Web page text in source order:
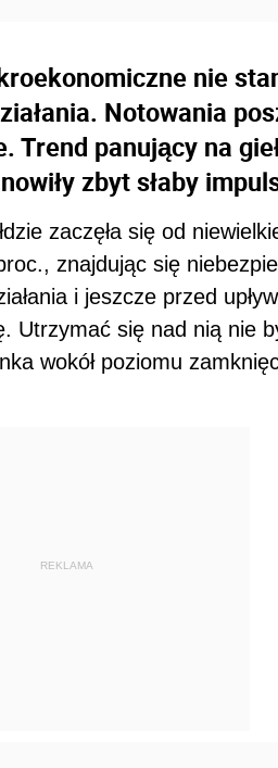
nie
Notowania
Trend panujący na
zbyt słaby
zaczęła się od
znajdując się
i jeszcze przed
Utrzymać się nad nią nie
wokół poziomu
REKLAMA